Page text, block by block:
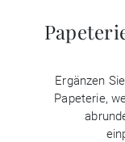
Ergänzen
Papeterie,